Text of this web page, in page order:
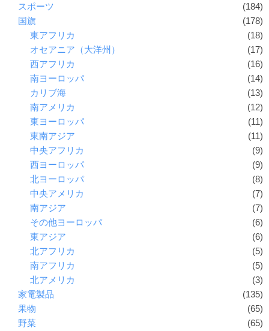
スポーツ
(184)
国旗
(178)
東アフリカ
(18)
オセアニア（大洋州）
(17)
西アフリカ
(16)
南ヨーロッパ
(14)
カリブ海
(13)
南アメリカ
(12)
東ヨーロッパ
(11)
東南アジア
(11)
中央アフリカ
(9)
西ヨーロッパ
(9)
北ヨーロッパ
(8)
中央アメリカ
(7)
南アジア
(7)
その他ヨーロッパ
(6)
東アジア
(6)
北アフリカ
(5)
南アフリカ
(5)
北アメリカ
(3)
家電製品
(135)
果物
(65)
野菜
(65)